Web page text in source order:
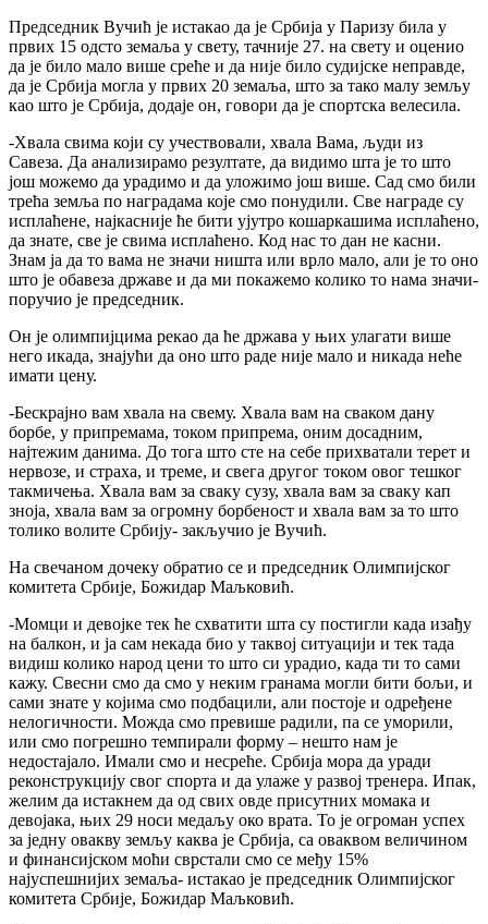
Председник Вучић је истакао да је Србија у Паризу била у
првих 15 одсто земаља у свету, тачније 27. на свету и оценио
да је било мало више среће и да није било судијске неправде,
да је Србија могла у првих 20 земаља, што за тако малу земљу
као што је Србија, додаје он, говори да је спортска велесила.
-Хвала свима који су учествовали, хвала Вама, људи из
Савеза. Да анализирамо резултате, да видимо шта је то што
још можемо да урадимо и да уложимо још више. Сад смо били
трећа земља по наградама које смо понудили. Све награде су
исплаћене, најкасније ће бити ујутро кошаркашима исплаћено,
да знате, све је свима исплаћено. Код нас то дан не касни.
Знам ја да то вама не значи ништа или врло мало, али је то оно
што је обавеза државе и да ми покажемо колико то нама значи-
поручио је председник.
Он је олимпијцима рекао да ће држава у њих улагати више
него икада, знајући да оно што раде није мало и никада неће
имати цену.
-Бескрајно вам хвала на свему. Хвала вам на сваком дану
борбе, у припремама, током припрема, оним досадним,
најтежим данима. До тога што сте на себе прихватали терет и
нервозе, и страха, и треме, и свега другог током овог тешког
такмичења. Хвала вам за сваку сузу, хвала вам за сваку кап
зноја, хвала вам за огромну борбеност и хвала вам за то што
толико волите Србију- закључио је Вучић.
На свечаном дочеку обратио се и председник Олимпијског
комитета Србије, Божидар Маљковић.
-Момци и девојке тек ће схватити шта су постигли када изађу
на балкон, и ја сам некада био у таквој ситуацији и тек тада
видиш колико народ цени то што си урадио, када ти то сами
кажу. Свесни смо да смо у неким гранама могли бити бољи, и
сами знате у којима смо подбацили, али постоје и одређене
нелогичности. Можда смо превише радили, па се уморили,
или смо погрешно темпирали форму – нешто нам је
недостајало. Имали смо и несреће. Србија мора да уради
реконструкцију свог спорта и да улаже у развој тренера. Ипак,
желим да истакнем да од свих овде присутних момака и
девојака, њих 29 носи медаљу око врата. То је огроман успех
за једну овакву земљу каква је Србија, са оваквом величином
и финансијском моћи сврстали смо се међу 15%
најуспешнијих земаља- истакао је председник Олимпијског
комитета Србије, Божидар Маљковић.